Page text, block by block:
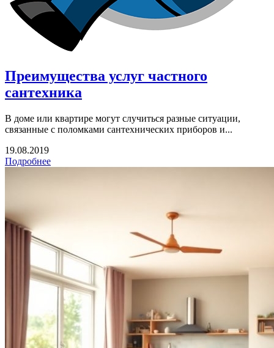
Преимущества услуг частного
сантехника
В доме или квартире могут случиться разные ситуации,
связанные с поломками сантехнических приборов и...
19.08.2019
Подробнее